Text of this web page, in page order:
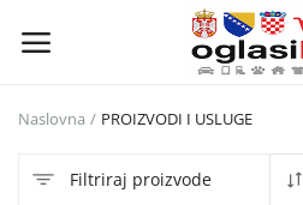
oglas
Naslovna PROIZVODI I USLUGE
Filtriraj proizvode